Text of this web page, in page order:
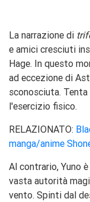
La narrazione di
e amici cresciuti
Hage. In questo
ad eccezione di
sconosciuta.
l'esercizio fisico.
RELAZIONATO:
manga/anime
Al contrario, Yuno
vasta autorità
vento. Spinti dal